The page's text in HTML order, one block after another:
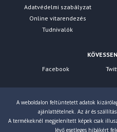
Adatvédelmi szabályzat
Online vitarendezés
Tudnivalók
Facebook
A weboldalon feltüntetett adatok
ajánlattételnek. Az ár és
A termékeknél megjelenített képek csak
lévő esetleges hibákért